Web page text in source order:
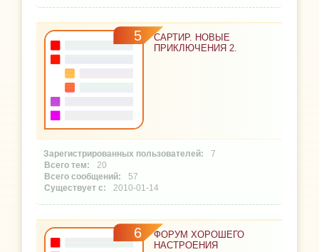
5
САРТИР. НОВЫЕ
ПРИКЛЮЧЕНИЯ 2.
7
20
57
2010-01-14
6
ФОРУМ ХОРОШЕГО
НАСТРОЕНИЯ